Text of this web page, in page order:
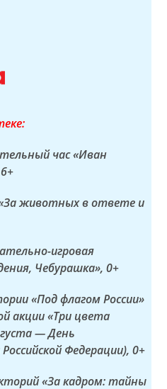
час «Иван
«За животных в ответе и
игровая
Чебурашка», 0+
«Под флагом России»
акции «Три цвета
— День
Федерации), 0+
«За кадром: тайны